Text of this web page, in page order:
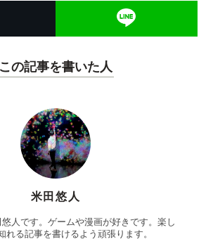
この記事を書いた人
米田悠人
人です。ゲームや漫画が好きです。楽し
れる記事を書けるよう頑張ります。